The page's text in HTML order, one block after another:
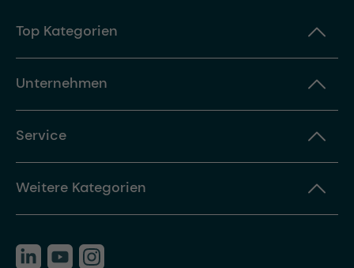
Top Kategorien
Unternehmen
Service
Weitere Kategorien